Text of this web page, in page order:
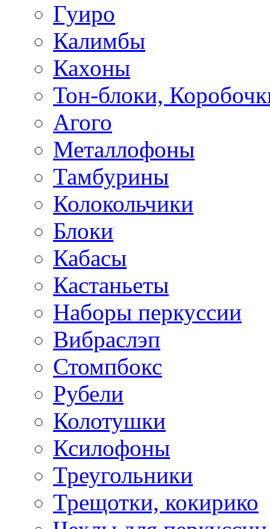
Гуиро
Калимбы
Кахоны
Тон-блоки,
Агого
Металлофоны
Тамбурины
Колокольчики
Блоки
Кабасы
Кастаньеты
Наборы перкуссии
Вибраслэп
Стомпбокс
Рубели
Колотушки
Ксилофоны
Треугольники
Трещотки, кокирико